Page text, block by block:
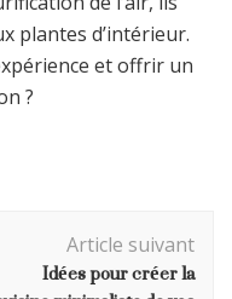
plantes d’intérieur.
et offrir un
?
Article suivant
Idées pour créer la